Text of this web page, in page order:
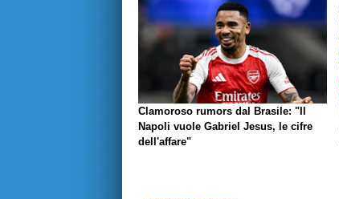
Clamoroso rumors dal Brasile: "Il
Napoli vuole Gabriel Jesus, le cifre
dell'affare"